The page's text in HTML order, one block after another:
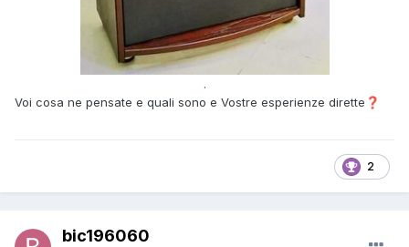
.
Voi cosa ne pensate e quali sono e Vostre esperienze dirette ❓
2
bic196060